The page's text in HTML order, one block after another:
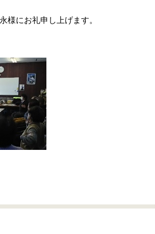
様にお礼申し上げます。